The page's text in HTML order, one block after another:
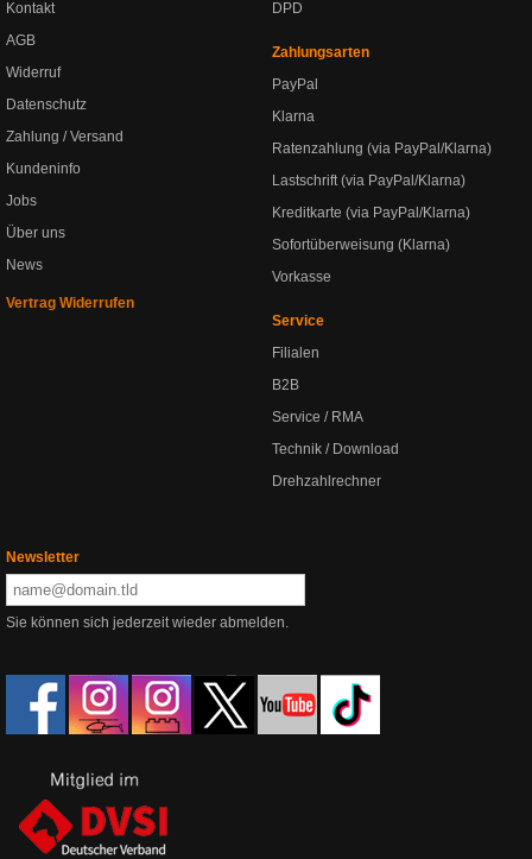
Kontakt
AGB
Widerruf
Datenschutz
Zahlung / Versand
Kundeninfo
Jobs
Über uns
News
Vertrag Widerrufen
DPD
Zahlungsarten
PayPal
Klarna
Ratenzahlung (via PayPal/Klarna)
Lastschrift (via PayPal/Klarna)
Kreditkarte (via PayPal/Klarna)
Sofortüberweisung (Klarna)
Vorkasse
Service
Filialen
B2B
Service / RMA
Technik / Download
Drehzahlrechner
Newsletter
Sie können sich jederzeit wieder abmelden.